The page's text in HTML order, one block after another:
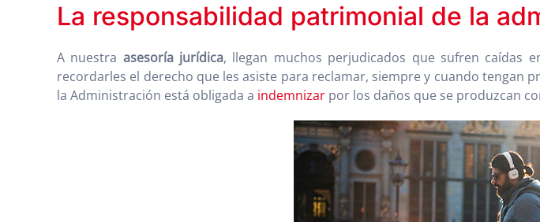
La responsabilidad patrimonial de la
A nuestra asesoría jurídica, llegan muchos perjudicados que sufren caídas
recordarles el derecho que les asiste para reclamar, siempre y cuando tengan
la Administración está obligada a indemnizar por los daños que se produzcan